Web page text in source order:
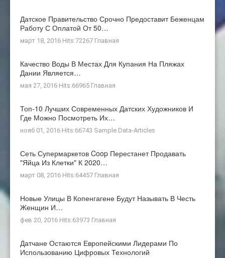
Датское Правительство Срочно Предоставит Беженцам
Работу С Оплатой От 50…
март 18, 2016 Hits:72267 Главная
Качество Воды В Местах Для Купания На Пляжах
Дании Является…
мая 27, 2016 Hits:66965 Главная
Топ-10 Лучших Современных Датских Художников И
Где Можно Посмотреть Их…
нояб 01, 2016 Hits:66743 Sample Data-Articles
Сеть Супермаркетов Coop Перестанет Продавать
"яйца Из Клетки" К 2020…
март 08, 2016 Hits:64457 Главная
Новые Улицы В Копенгагене Будут Называть В Честь
Женщин И…
фев 20, 2016 Hits:63973 Главная
Датчане Остаются Европейскими Лидерами По
Использованию Цифровых Технологий